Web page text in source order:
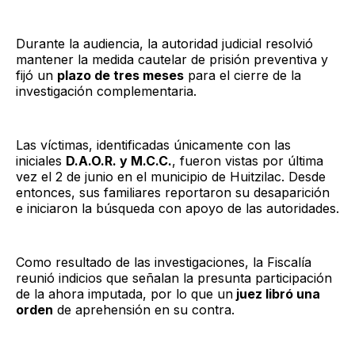
Durante la audiencia, la autoridad judicial resolvió
mantener la medida cautelar de prisión preventiva y
fijó un plazo de tres meses para el cierre de la
investigación complementaria.
Las víctimas, identificadas únicamente con las
iniciales D.A.O.R. y M.C.C., fueron vistas por última
vez el 2 de junio en el municipio de Huitzilac. Desde
entonces, sus familiares reportaron su desaparición
e iniciaron la búsqueda con apoyo de las autoridades.
Como resultado de las investigaciones, la Fiscalía
reunió indicios que señalan la presunta participación
de la ahora imputada, por lo que un juez libró una
orden de aprehensión en su contra.